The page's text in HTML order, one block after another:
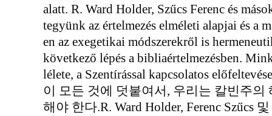
alatt. R. Ward Holder, Szűcs Ferenc és
tegyünk az értelmezés elméleti alapjai és a
en az exegetikai módszerekről is
következő lépés a bibliaértelmezésben.
lélete, a Szentírással kapcsolatos
이 모든 것에 덧붙여서, 우리는 칼빈주
해야 한다.R. Ward Holder, Ferenc Szűcs